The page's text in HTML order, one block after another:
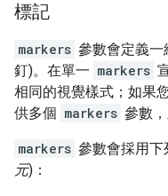
標記
markers 參數會定義一
釘)。在單一 markers
相同的視覺樣式；如果
供多個 markers 參數
markers 參數會採用下
元)：